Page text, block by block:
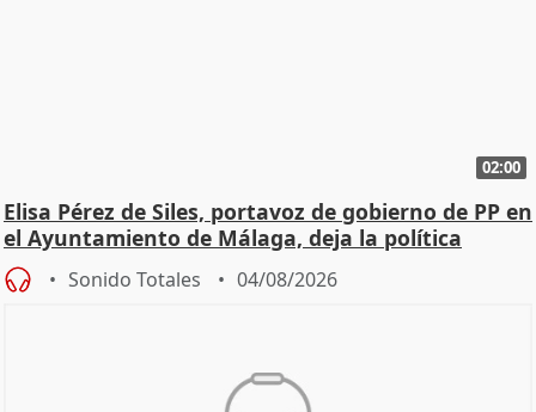
02:00
Elisa Pérez de Siles, portavoz de gobierno de PP en
el Ayuntamiento de Málaga, deja la política
Sonido Totales 04/08/2026